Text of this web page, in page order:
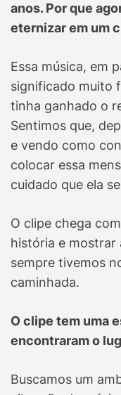
anos. Por que
eternizar em um
Essa música, em
significado muito
tinha ganhado o
Sentimos que,
e vendo como
colocar essa
cuidado que ela
O clipe chega
história e mostrar
sempre tivemos
caminhada.
O clipe tem uma
encontraram o
Buscamos um